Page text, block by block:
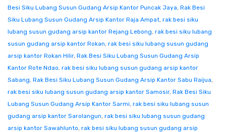
Besi Siku Lubang Susun Gudang Arsip Kantor Puncak Jaya, Rak Besi
Siku Lubang Susun Gudang Arsip Kantor Raja Ampat, rak besi siku
lubang susun gudang arsip kantor Rejang Lebong, rak besi siku lubang
susun gudang arsip kantor Rokan, rak besi siku lubang susun gudang
arsip kantor Rokan Hilir, Rak Besi Siku Lubang Susun Gudang Arsip
Kantor Rote Ndao, rak besi siku lubang susun gudang arsip kantor
Sabang, Rak Besi Siku Lubang Susun Gudang Arsip Kantor Sabu Raijua,
rak besi siku lubang susun gudang arsip kantor Samosir, Rak Besi Siku
Lubang Susun Gudang Arsip Kantor Sarmi, rak besi siku lubang susun
gudang arsip kantor Sarolangun, rak besi siku lubang susun gudang
arsip kantor Sawahlunto, rak besi siku lubang susun gudang arsip